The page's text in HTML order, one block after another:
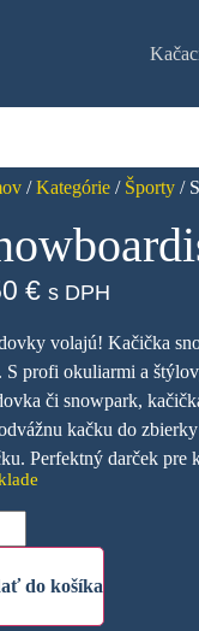
/Kategórie / Športy /
€ s DPH
volajú! Kačička
S profi okuliarmi a
či snowpark,
kačku do
Perfektný darček pre
do košíka